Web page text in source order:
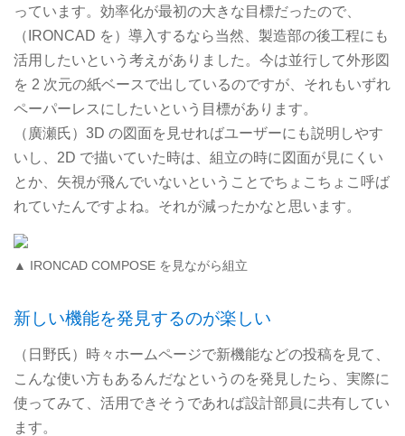
っています。効率化が最初の大きな目標だったので、
（IRONCAD を）導入するなら当然、製造部の後工程にも
活用したいという考えがありました。今は並行して外形図
を 2 次元の紙ベースで出しているのですが、それもいずれ
ペーパーレスにしたいという目標があります。
（廣瀬氏）3D の図面を見せればユーザーにも説明しやす
いし、2D で描いていた時は、組立の時に図面が見にくい
とか、矢視が飛んでいないということでちょこちょこ呼ば
れていたんですよね。それが減ったかなと思います。
▲ IRONCAD COMPOSE を見ながら組立
新しい機能を発見するのが楽しい
（日野氏）時々ホームページで新機能などの投稿を見て、
こんな使い方もあるんだなというのを発見したら、実際に
使ってみて、活用できそうであれば設計部員に共有してい
ます。